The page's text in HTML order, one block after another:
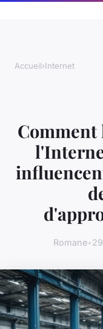
Accueil›Internet
Comment
Romane•